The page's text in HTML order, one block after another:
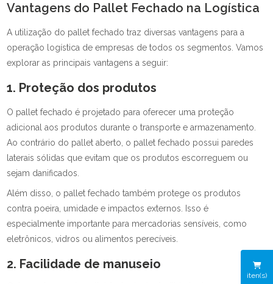
iten(s)
Vantagens do Pallet Fechado na Logística
A utilização do pallet fechado traz diversas vantagens para a
operação logística de empresas de todos os segmentos. Vamos
explorar as principais vantagens a seguir:
1. Proteção dos produtos
O pallet fechado é projetado para oferecer uma proteção
adicional aos produtos durante o transporte e armazenamento.
Ao contrário do pallet aberto, o pallet fechado possui paredes
laterais sólidas que evitam que os produtos escorreguem ou
sejam danificados.
Além disso, o pallet fechado também protege os produtos
contra poeira, umidade e impactos externos. Isso é
especialmente importante para mercadorias sensíveis, como
eletrônicos, vidros ou alimentos perecíveis.
2. Facilidade de manuseio